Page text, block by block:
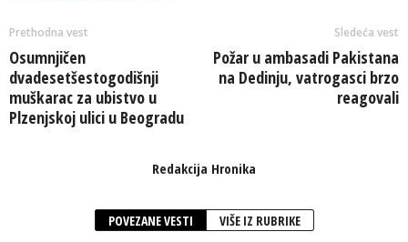
Prethodna vest
Osumnjičen
dvadesetšestogodišnji
muškarac za ubistvo u
Plzenjskoj ulici u Beogradu
Sledeća vest
Požar u ambasadi Pakistana
na Dedinju, vatrogasci brzo
reagovali
Redakcija Hronika
POVEZANE VESTI VIŠE IZ RUBRIKE